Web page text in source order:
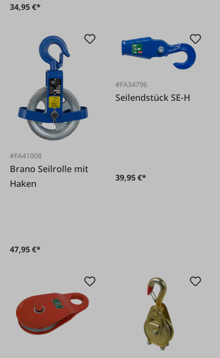
34,95 €*
#FA41008
Brano Seilrolle mit
Haken
47,95 €*
#FA34796
Seilendstück SE-H
39,95 €*